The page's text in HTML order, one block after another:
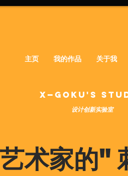
主页 我的作品 关于我
X—GOKU'S
​设计创新实验室
艺术家的"